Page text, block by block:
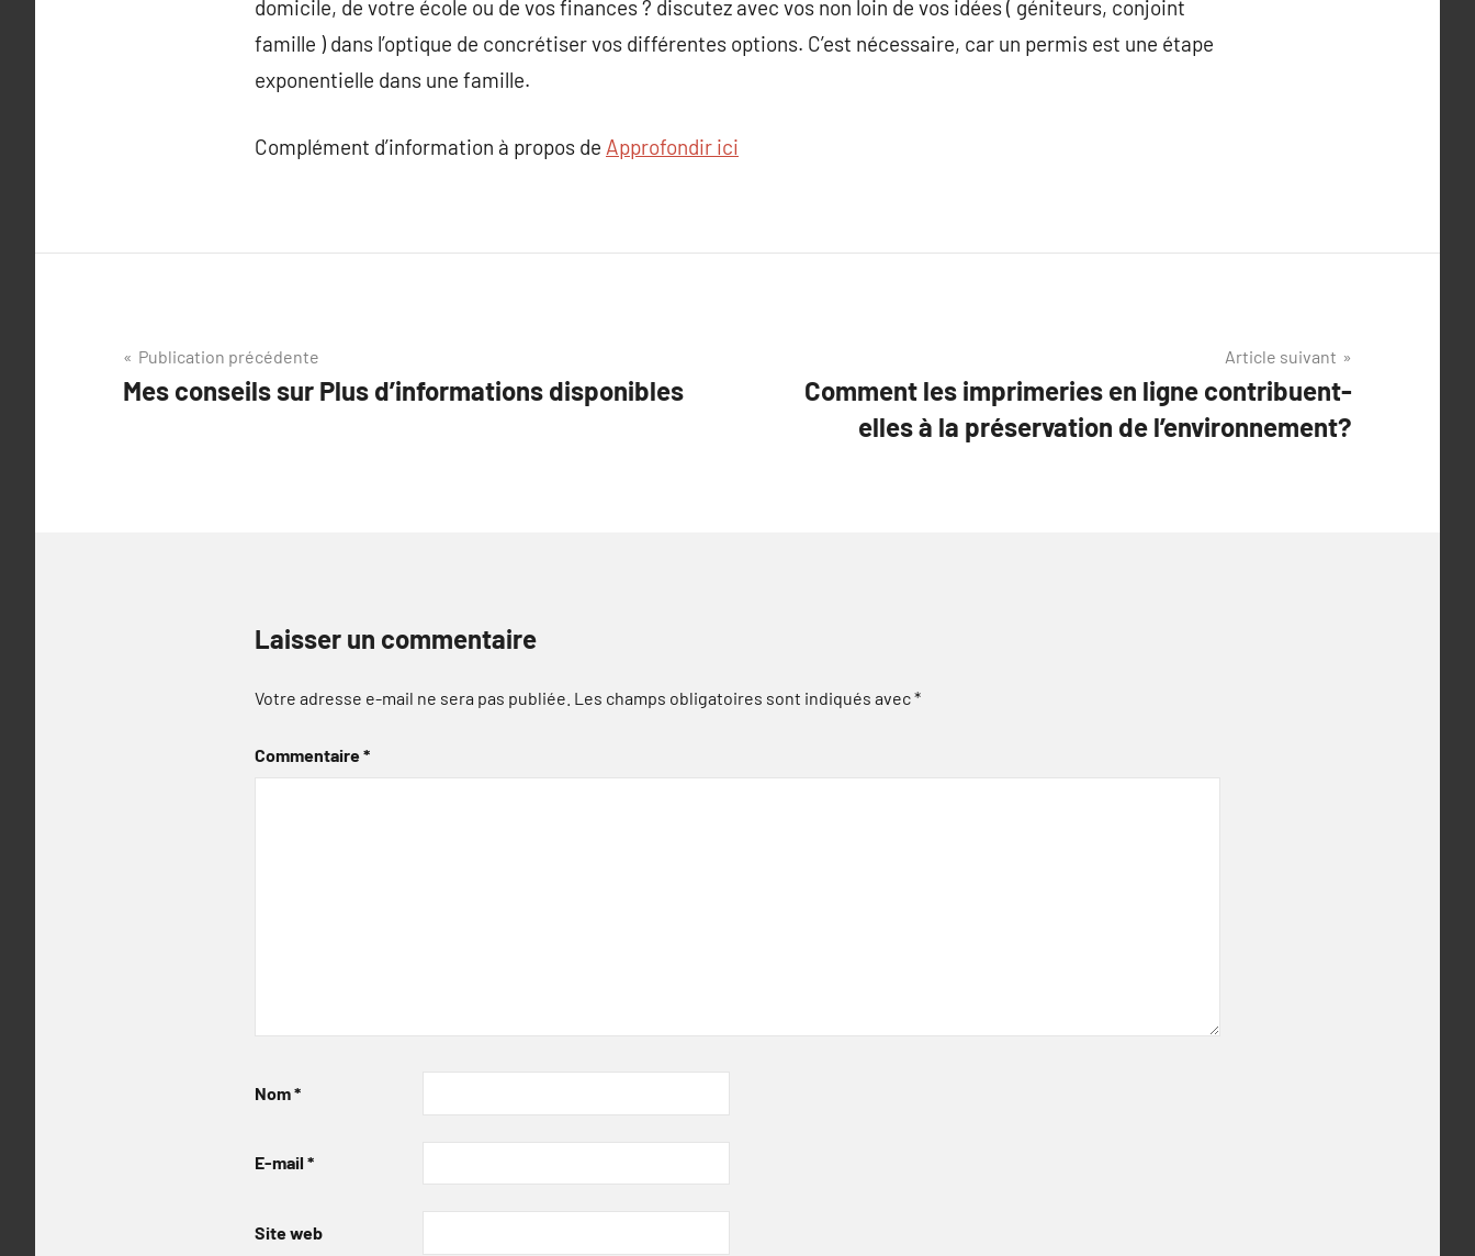
domicile, de votre école ou de vos finances ? discutez avec vos non loin de vos idées ( géniteurs, conjoint
famille ) dans l’optique de concrétiser vos différentes options. C’est nécessaire, car un permis est une étape
exponentielle dans une famille.
Complément d’information à propos de Approfondir ici
Navigation
de
Publication précédente
Mes conseils sur Plus d’informations disponibles
Article suivant
Comment les imprimeries en ligne contribuent-
elles à la préservation de l’environnement?
Laisser un commentaire
Votre adresse e-mail ne sera pas publiée. Les champs obligatoires sont indiqués avec*
Commentaire*
Nom*
E-mail *
Site web